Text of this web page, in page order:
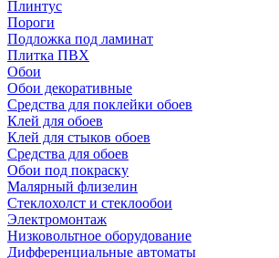
Плинтус
Пороги
Подложка под ламинат
Плитка ПВХ
Обои
Обои декоративные
Средства для поклейки обоев
Клей для обоев
Клей для стыков обоев
Средства для обоев
Обои под покраску
Малярный флизелин
Стеклохолст и стеклообои
Электромонтаж
Низковольтное оборудование
Дифференциальные автоматы